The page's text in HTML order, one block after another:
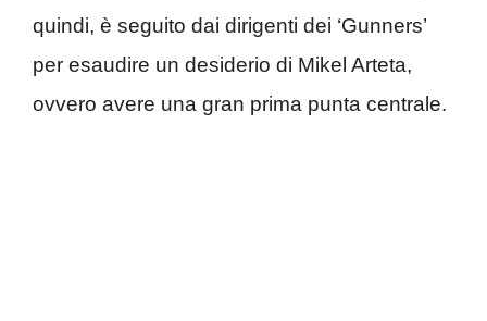
quindi, è seguito dai dirigenti dei ‘Gunners’
per esaudire un desiderio di Mikel Arteta,
ovvero avere una gran prima punta centrale.